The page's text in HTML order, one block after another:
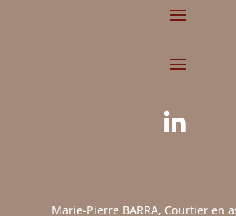
Marie-Pierre BARRA, Courtier en